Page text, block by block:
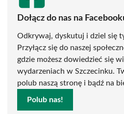
Dołącz do nas na
Odkrywaj, dyskutuj i dziel się
Przyłącz się do naszej
gdzie możesz dowiedzieć się
wydarzeniach w Szczecinku.
polub naszą stronę i bądź na
Polub nas!